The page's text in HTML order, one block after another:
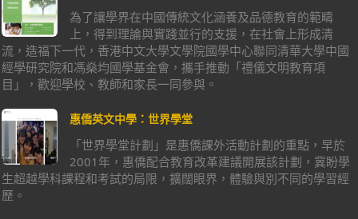
為了讓學界在中國傳統文化涵養及品德教育的範疇
上，得到理論與實踐並行的支援，在社會上形成清
流，造福下一代，香港中文大學文學院國學中心聯同清華大學中國
經學研究院和馮燊均國學基金會，攜手推動「禮儀文明教育項
目」，歡迎學校、教師和家長一同參與。
惠僑英文中學：世界學堂
「世界學堂計劃」是惠僑課外活動計劃的重點，早於
2001年，惠僑配合教育改革建議開展該計劃，冀盼學
生超越學科課程和考試的局限，擴闊眼界，體驗與別不同的學習經
歷。